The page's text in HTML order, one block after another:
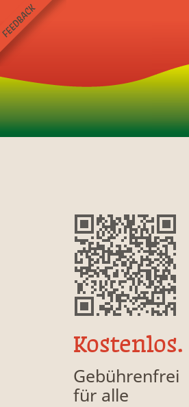
Kostenlos.
Gebührenfrei
für alle